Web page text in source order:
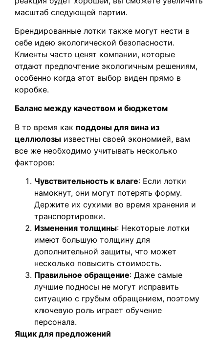
масштаб следующей партии.
Брендированные лотки также могут нести в
себе идею экологической безопасности.
Клиенты часто ценят компании, которые
отдают предпочтение экологичным решениям,
особенно когда этот выбор виден прямо в
коробке.
Баланс между качеством и бюджетом
В то время как поддоны для вина из
целлюлозы известны своей экономией, вам
все же необходимо учитывать несколько
факторов:
Чувствительность к влаге: Если лотки
намокнут, они могут потерять форму.
Держите их сухими во время хранения и
транспортировки.
Изменения толщины: Некоторые лотки
имеют большую толщину для
дополнительной защиты, что может
несколько повысить стоимость.
Правильное обращение: Даже самые
лучшие подносы не могут исправить
ситуацию с грубым обращением, поэтому
ключевую роль играет обучение
персонала.
Ящик для предложений